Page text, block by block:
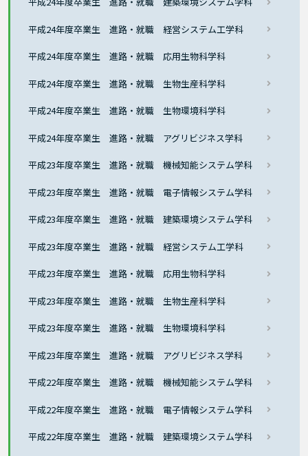
平成24年度卒業生 進路・就職 経営システム工学科
平成24年度卒業生 進路・就職 応用生物科学科
平成24年度卒業生 進路・就職 生物生産科学科
平成24年度卒業生 進路・就職 生物環境科学科
平成24年度卒業生 進路・就職 アグリビジネス学科
平成23年度卒業生 進路・就職 機械知能システム学科
平成23年度卒業生 進路・就職 電子情報システム学科
平成23年度卒業生 進路・就職 建築環境システム学科
平成23年度卒業生 進路・就職 経営システム工学科
平成23年度卒業生 進路・就職 応用生物科学科
平成23年度卒業生 進路・就職 生物生産科学科
平成23年度卒業生 進路・就職 生物環境科学科
平成23年度卒業生 進路・就職 アグリビジネス学科
平成22年度卒業生 進路・就職 機械知能システム学科
平成22年度卒業生 進路・就職 電子情報システム学科
平成22年度卒業生 進路・就職 建築環境システム学科